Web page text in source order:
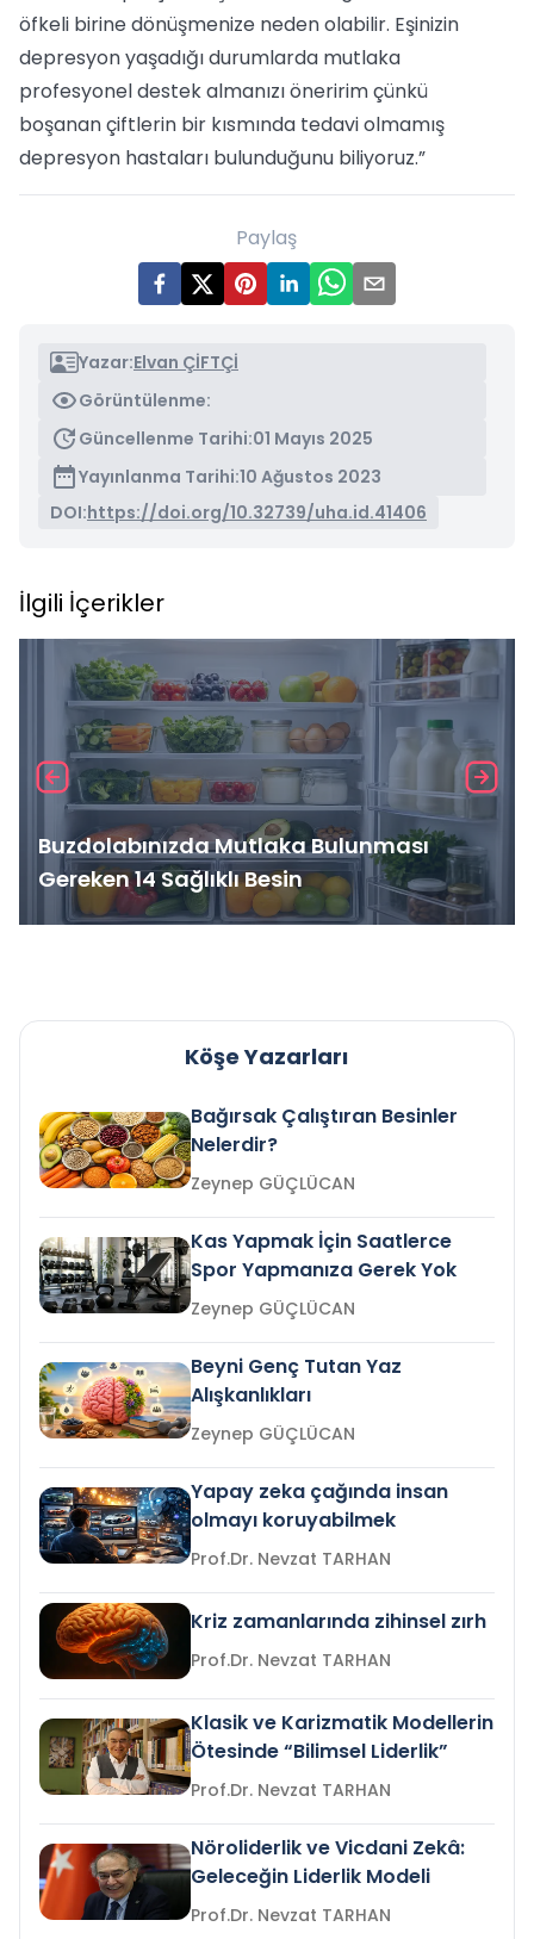
öfkeli birine dönüşmenize neden olabilir. Eşinizin
depresyon yaşadığı durumlarda mutlaka
profesyonel destek almanızı öneririm çünkü
boşanan çiftlerin bir kısmında tedavi olmamış
depresyon hastaları bulunduğunu biliyoruz.”
Paylaş
Yazar:Elvan ÇİFTÇİ
Görüntülenme:
Güncellenme Tarihi:01 Mayıs 2025
Yayınlanma Tarihi:10 Ağustos 2023
DOI:https://doi.org/10.32739/uha.id.41406
İlgili İçerikler
Buzdolabınızda Mutlaka Bulunması
Gereken 14 Sağlıklı Besin
Köşe Yazarları
Bağırsak Çalıştıran Besinler
Nelerdir?
Zeynep GÜÇLÜCAN
Kas Yapmak İçin Saatlerce
Spor Yapmanıza Gerek Yok
Zeynep GÜÇLÜCAN
Beyni Genç Tutan Yaz
Alışkanlıkları
Zeynep GÜÇLÜCAN
Yapay zeka çağında insan
olmayı koruyabilmek
Prof.Dr. Nevzat TARHAN
Kriz zamanlarında zihinsel zırh
Prof.Dr. Nevzat TARHAN
Klasik ve Karizmatik Modellerin
Ötesinde “Bilimsel Liderlik”
Prof.Dr. Nevzat TARHAN
Nöroliderlik ve Vicdani Zekâ:
Geleceğin Liderlik Modeli
Prof.Dr. Nevzat TARHAN